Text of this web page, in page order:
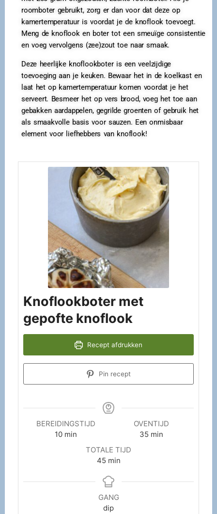
roomboter gebruikt, zorg er dan voor dat deze op
kamertemperatuur is voordat je de knoflook toevoegt.
Meng de knoflook en boter tot een smeuïge consistentie
en voeg vervolgens (zee)zout toe naar smaak.
Deze heerlijke knoflookboter is een veelzijdige
toevoeging aan je keuken. Bewaar het in de koelkast en
laat het op kamertemperatuur komen voordat je het
serveert. Besmeer het op vers brood, voeg het toe aan
gebakken aardappelen, gegrilde groenten of gebruik het
als smaakvolle basis voor sauzen. Een onmisbaar
element voor liefhebbers van knoflook!
Knoflookboter met
gepofte knoflook
Recept afdrukken
Pin recept
BEREIDINGSTIJD
10 min
OVENTIJD
35 min
TOTALE TIJD
45 min
GANG
dip